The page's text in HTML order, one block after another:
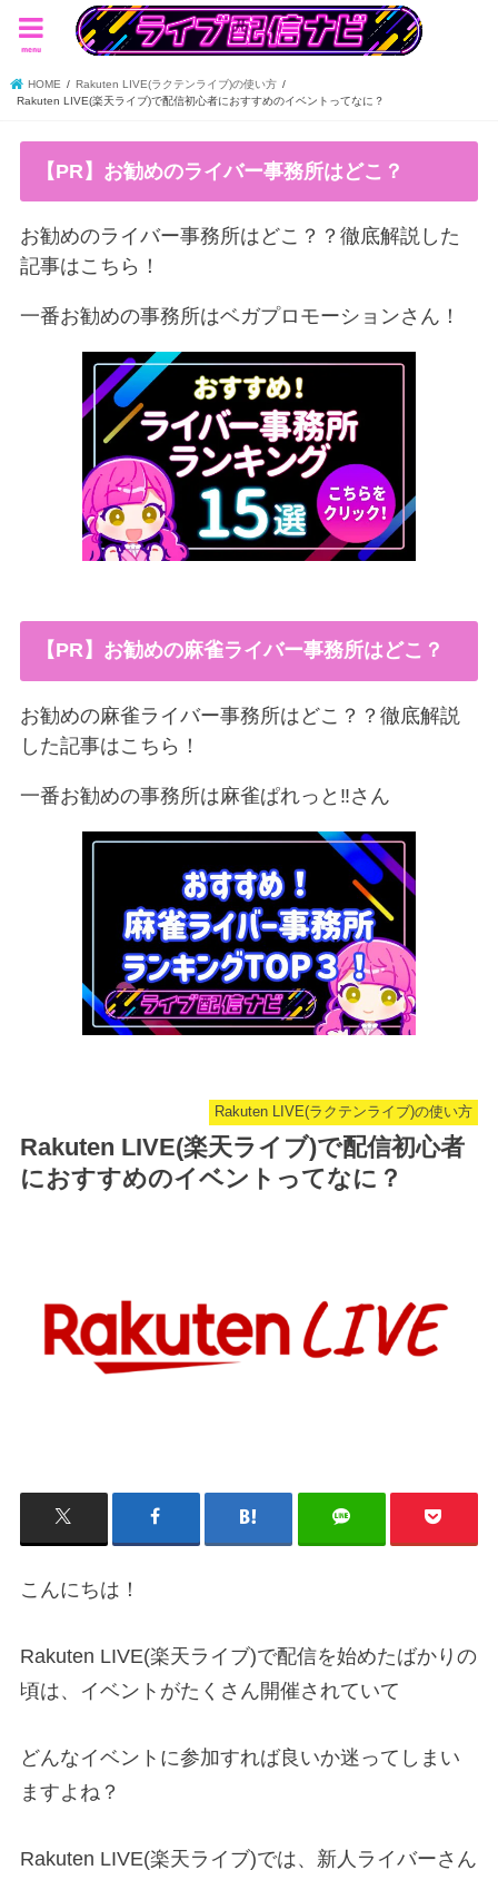
menu
HOME
Rakuten LIVE(ラクテンライブ)の使い方
Rakuten LIVE(楽天ライブ)で配信初心者におすすめのイベントってなに？
【PR】お勧めのライバー事務所はどこ？
お勧めのライバー事務所はどこ？？徹底解説した
記事はこちら！
一番お勧めの事務所はベガプロモーションさん！
【PR】お勧めの麻雀ライバー事務所はどこ？
お勧めの麻雀ライバー事務所はどこ？？徹底解説
した記事はこちら！
一番お勧めの事務所は麻雀ぱれっと‼︎さん
Rakuten LIVE(ラクテンライブ)の使い方
Rakuten LIVE(楽天ライブ)で配信初心者
におすすめのイベントってなに？
こんにちは！
Rakuten LIVE(楽天ライブ)で配信を始めたばかりの
頃は、イベントがたくさん開催されていて
どんなイベントに参加すれば良いか迷ってしまい
ますよね？
Rakuten LIVE(楽天ライブ)では、新人ライバーさん